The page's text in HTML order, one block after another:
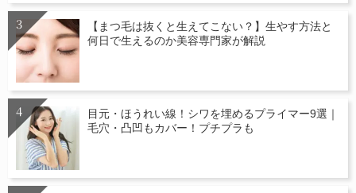
【まつ毛は抜くと生えてこない？】生やす方法と
何日で生えるのか美容専門家が解説
目元・ほうれい線！シワを埋めるプライマー9選｜
毛穴・凸凹もカバー！プチプラも